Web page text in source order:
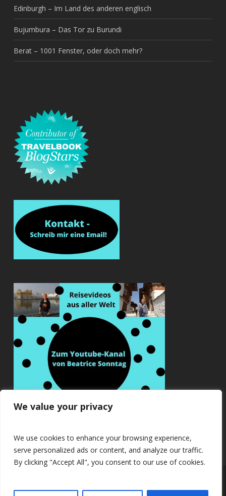
We value your privacy
We use cookies to enhance your browsing experience,
serve personalized ads or content, and analyze our traffic.
By clicking "Accept All", you consent to our use of cookies.
Edinburgh – Im Land des anderen englisch
Bujumbura – Das Tor zu Burundi
Berat – 1001 Fenster, oder doch mehr?